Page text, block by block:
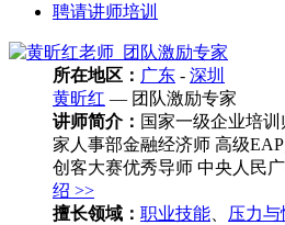
聘请讲师培训
所在地区： 广东 - 深圳
黄昕红 — 团队激励专家
讲师简介： 国家一级企业培
家人事部金融经济师 高级
创客大赛优秀导师 中央人民
绍 >>
擅长领域： 职业技能 压力与